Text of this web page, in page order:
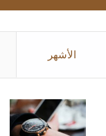
الأشهر